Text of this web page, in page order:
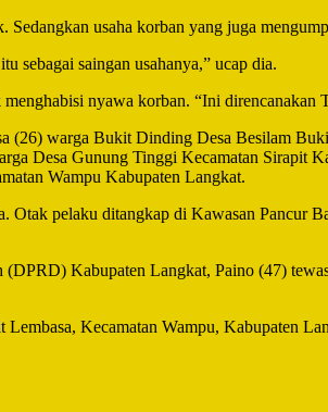
usaha korban yang juga
sebagai saingan usahanya,” ucap dia.
nyawa korban. “Ini direncanakan
warga Bukit Dinding Desa Besilam
Desa Gunung Tinggi Kecamatan Sirapit
Wampu Kabupaten Langkat.
Otak pelaku ditangkap di Kawasan Pancur
Kabupaten Langkat, Paino (47)
Kecamatan Wampu, Kabupaten